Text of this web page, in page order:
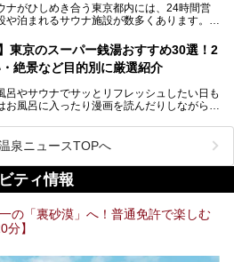
ナがひしめき合う東京都内には、24時間営
や泊まれるサウナ施設が数多くあります。
る「サ旅」や自分へのご褒美のための宿泊な
なタイミングで好きなだけサ活ができるのが
専用施設だけでなく、カップルや女性に嬉し
増えてきました。
めしたい施設14選をご紹介します。
い。
東京のスーパー銭湯おすすめ30選！2
絶景など目的別に厳選紹介
呂やサウナでサッとリフレッシュしたい日も
お風呂に入ったり漫画を読んだりしながら一
してしまい、「このまま朝までゆっくりでき
」と探した経験がある人も多いのではないで
は、東京でおすすめのスーパー銭湯を、目的
泊できる施設や、1,000円以下で楽しめる安
や休日レジャーにもぴったりなエンタメ要素
など、利用のシーンに合わせて参考にしてく
泉ニュースTOPへ
ティ情報
の「裏砂漠」へ！普通免許で楽しむ
】